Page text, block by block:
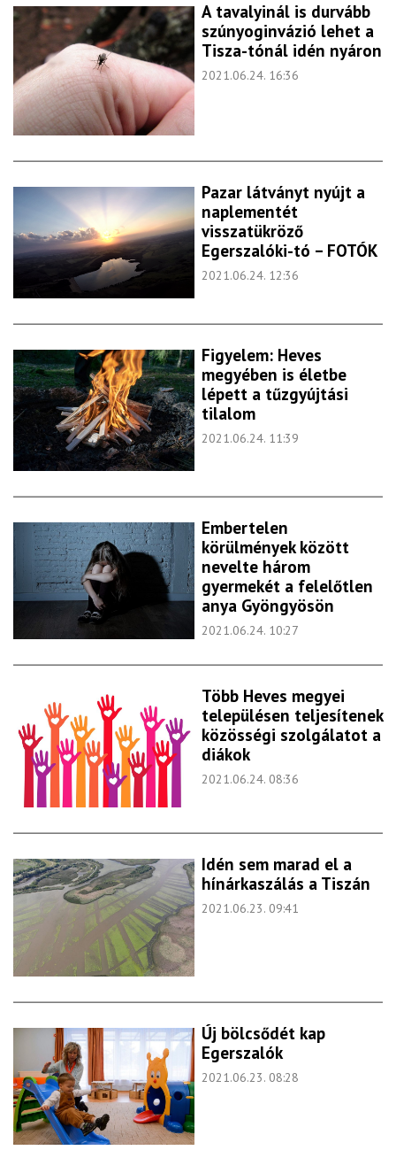
A tavalyinál is durvább
szúnyoginvázió lehet a
Tisza-tónál idén nyáron
2021.06.24. 16:36
Pazar látványt nyújt a
naplementét
visszatükröző
Egerszalóki-tó – FOTÓK
2021.06.24. 12:36
Figyelem: Heves
megyében is életbe
lépett a tűzgyújtási
tilalom
2021.06.24. 11:39
Embertelen
körülmények között
nevelte három
gyermekét a felelőtlen
anya Gyöngyösön
2021.06.24. 10:27
Több Heves megyei
településen teljesítenek
közösségi szolgálatot a
diákok
2021.06.24. 08:36
Idén sem marad el a
hínárkaszálás a Tiszán
2021.06.23. 09:41
Új bölcsődét kap
Egerszalók
2021.06.23. 08:28